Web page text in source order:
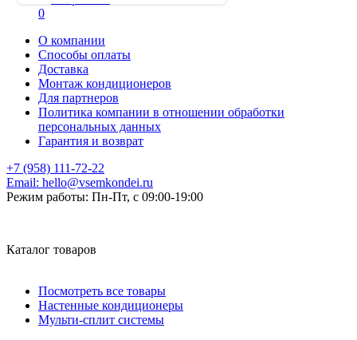
0
О компании
Способы оплаты
Доставка
Монтаж кондиционеров
Для партнеров
Политика компании в отношении обработки
персональных данных
Гарантия и возврат
+7 (958) 111-72-22
Email: hello@vsemkondei.ru
Режим работы: Пн-Пт, с 09:00-19:00
Каталог товаров
Посмотреть все товары
Настенные кондиционеры
Мульти-сплит системы